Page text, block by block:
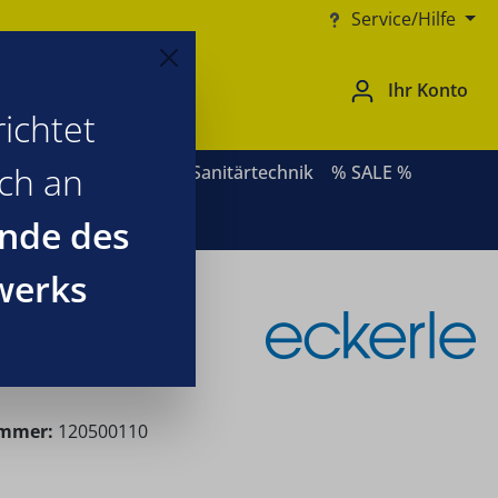
Service/Hilfe
Ihr Konto
Heizsysteme Sanitärtechnik % SALE %
120500110
an
des